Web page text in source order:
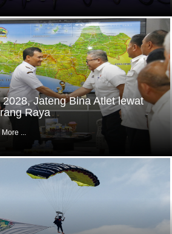
Jateng Bina Atlet lewat
Raya
More ...